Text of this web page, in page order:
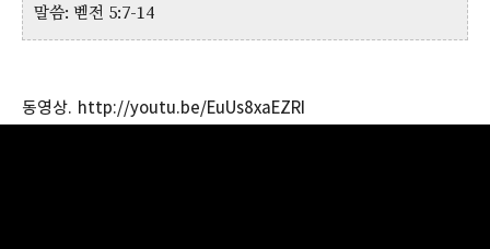
말씀: 벧전 5:7-14
동영상. http://youtu.be/EuUs8xaEZRI